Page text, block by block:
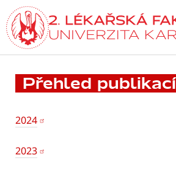
Přejít
k hlavnímu
obsahu
Přehled publikací
2024
2023